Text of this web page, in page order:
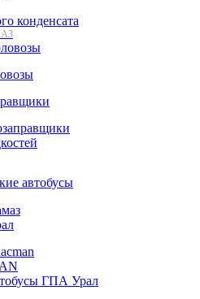
конденсата
автобусы
ГПА Урал